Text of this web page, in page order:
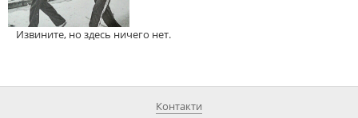
Извините, но здесь ничего нет.
Контакти